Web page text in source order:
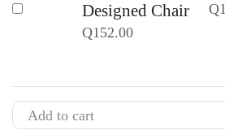
Designed Chair
Q152.00
Q